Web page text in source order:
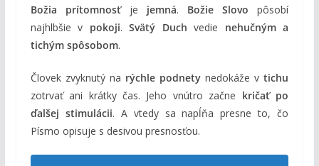
Božia prítomnosťje jemná. Božie Slovo pôsobí
najhlbšie v pokoji.Svätý Duch vedie nehučným a
tichým spôsobom.
Človek zvyknutý na rýchle podnety nedokáže vtichu
zotrvať ani krátky čas. Jeho vnútro začne kričať po
ďalšej stimulácii. A vtedy sa napĺňa presne to, čo
Písmo opisuje s desivou presnosťou.